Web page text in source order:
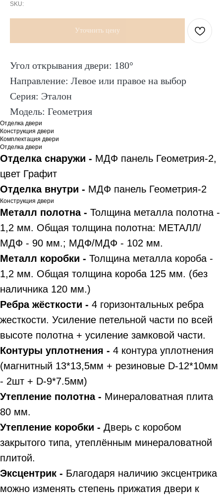
SKU:
Уточнить цену
Угол открывания двери: 180°
Направление: Левое или правое на выбор
Серия: Эталон
Модель: Геометрия
Отделка двери
Конструкция двери
Комплектация двери
Отделка двери
Отделка снаружи - МДФ панель Геометрия-2,
цвет Графит
Отделка внутри - МДФ панель Геометрия-2
Конструкция двери
Металл полотна - Толщина металла полотна -
1,2 мм. Общая толщина полотна: МЕТАЛЛ/
МДФ - 90 мм.; МДФ/МДФ - 102 мм.
Металл коробки - Толщина металла короба -
1,2 мм. Общая толщина короба 125 мм. (без
наличника 120 мм.)
Ребра жёсткости - 4 горизонтальных ребра
жесткости. Усиление петельной части по всей
высоте полотна + усиление замковой части.
Контуры уплотнения - 4 контура уплотнения
(магнитный 13*13,5мм + резиновые D-12*10мм
- 2шт + D-9*7.5мм)
Утепление полотна - Минераловатная плита
80 мм.
Утепление коробки - Дверь с коробом
закрытого типа, утеплённым минераловатной
плитой.
Эксцентрик - Благодаря наличию эксцентрика
можно изменять степень прижатия двери к